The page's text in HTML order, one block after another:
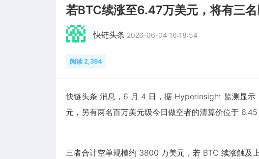
若BTC续涨至6.47万美元，将有三
快链头条 2026-06-04 16:18:54
阅读 2,394
快链头条 消息，6 月 4 日，据 Hyperinsight 监测显
元，另有两名百万美元级今日做空者的清算价位于
三者合计空单规模约 3800 万美元，若 BTC 续涨触及